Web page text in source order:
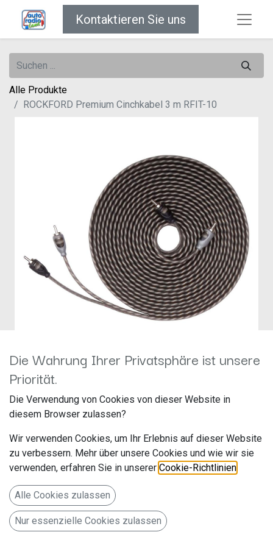
Kontaktieren Sie uns
Alle Produkte
ROCKFORD Premium Cinchkabel 3 m RFIT-10
ROCKFORD Premium
Cinchkabel 3 m RFIT-10
Hersteller: Rockford Fosgate
Artikelnummer: RFIT-10
Audio Design Vertriebs GmbH
76709 Kronau
Deutschland www.audiodesign.de
Die Wahrung Ihrer Privatsphäre ist unsere
Priorität.
Die Verwendung von Cookies von dieser Website in
diesem Browser zulassen?
Wir verwenden Cookies, um Ihr Erlebnis auf dieser Website
zu verbessern. Mehr über unsere Cookies und wie wir sie
verwenden, erfahren Sie in unserer Cookie-Richtlinien
Alle Cookies zulassen
Nur essenzielle Cookies zulassen